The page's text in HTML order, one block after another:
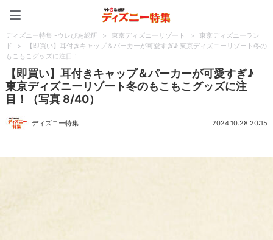
ディズニー特集 -ウレぴあ総研 > 東京ディズニーリゾート >
東京ディズニーラン
ド
>
【即買い】耳付きキャップ＆パーカーが可愛すぎ♪ 東京ディズニーリゾート冬の
もこもこグッズに注目！
【即買い】耳付きキャップ＆パーカーが可愛すぎ♪
東京ディズニーリゾート冬のもこもこグッズに注
目！（写真 8/40）
ディズニー特集 2024.10.28 20:15